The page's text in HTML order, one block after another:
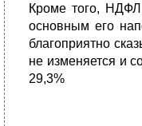
Кроме того,
основным его
благоприятно
не изменяется и
29,3%